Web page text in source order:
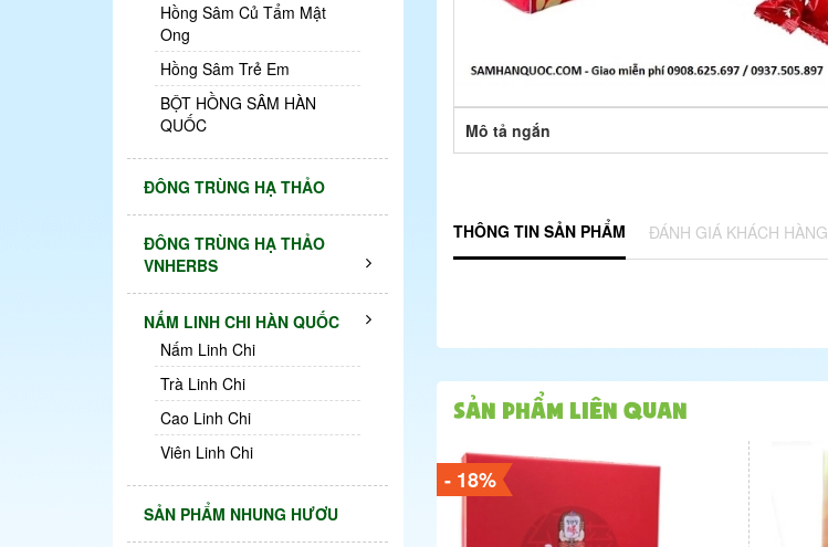
Hồng Sâm Củ Tẩm Mật
Ong
Hồng Sâm Trẻ Em
BỘT HỒNG SÂM HÀN
QUỐC
ĐÔNG TRÙNG HẠ THẢO
ĐÔNG TRÙNG HẠ THẢO
VNHERBS
NẤM LINH CHI HÀN QUỐC
Nấm Linh Chi
Trà Linh Chi
Cao Linh Chi
Viên Linh Chi
SẢN PHẨM NHUNG HƯƠU
Mô tả ngắn
THÔNG TIN SẢN PHẨM ĐÁNH GIÁ KHÁCH HÀNG
Sản phẩm liên quan
- 18%